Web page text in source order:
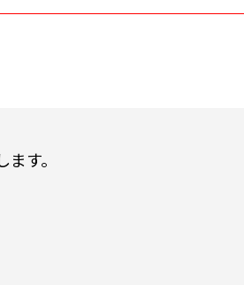
す。